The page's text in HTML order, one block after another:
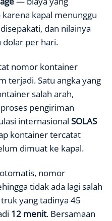
kapal menunggu
dan nilainya
dolar per hari.
nomor kontainer
terjadi. Satu angka yang
salah arah,
pengiriman
internasional SOLAS
kontainer tercatat
dimuat ke kapal.
nomor
tidak ada lagi salah
yang tadinya 45
12 menit. Bersamaan